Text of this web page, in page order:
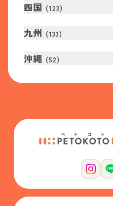
四国 (123)
九州 (133)
沖縄 (52)